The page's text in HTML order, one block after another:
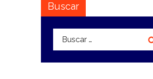
Buscar
Buscar: